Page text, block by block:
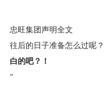
忠旺集团声明全文
往后的日子准备怎么过呢？
白的吧？！
"